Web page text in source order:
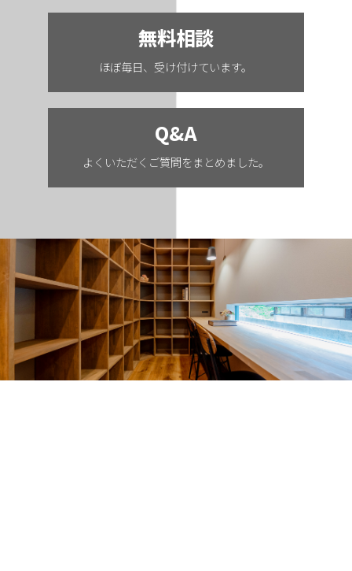
無料相談
ほぼ毎日、受け付けています。
Q&A
よくいただくご質問をまとめました。